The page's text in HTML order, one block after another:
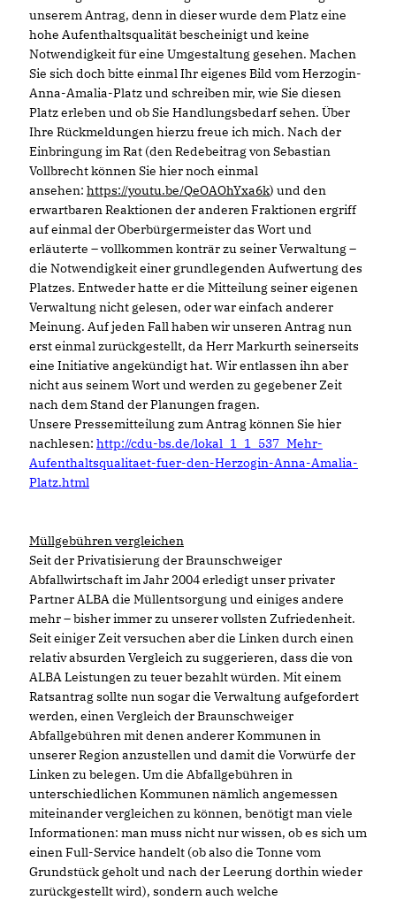
unserem Antrag, denn in dieser wurde dem Platz eine
hohe Aufenthaltsqualität bescheinigt und keine
Notwendigkeit für eine Umgestaltung gesehen. Machen
Sie sich doch bitte einmal Ihr eigenes Bild vom Herzogin-
Anna-Amalia-Platz und schreiben mir, wie Sie diesen
Platz erleben und ob Sie Handlungsbedarf sehen. Über
Ihre Rückmeldungen hierzu freue ich mich. Nach der
Einbringung im Rat (den Redebeitrag von Sebastian
Vollbrecht können Sie hier noch einmal
ansehen: https://youtu.be/QeOAOhYxa6k) und den
erwartbaren Reaktionen der anderen Fraktionen ergriff
auf einmal der Oberbürgermeister das Wort und
erläuterte – vollkommen konträr zu seiner Verwaltung –
die Notwendigkeit einer grundlegenden Aufwertung des
Platzes. Entweder hatte er die Mitteilung seiner eigenen
Verwaltung nicht gelesen, oder war einfach anderer
Meinung. Auf jeden Fall haben wir unseren Antrag nun
erst einmal zurückgestellt, da Herr Markurth seinerseits
eine Initiative angekündigt hat. Wir entlassen ihn aber
nicht aus seinem Wort und werden zu gegebener Zeit
nach dem Stand der Planungen fragen.
Unsere Pressemitteilung zum Antrag können Sie hier
nachlesen: http://cdu-bs.de/lokal_1_1_537_Mehr-
Aufenthaltsqualitaet-fuer-den-Herzogin-Anna-Amalia-
Platz.html
Müllgebühren vergleichen
Seit der Privatisierung der Braunschweiger
Abfallwirtschaft im Jahr 2004 erledigt unser privater
Partner ALBA die Müllentsorgung und einiges andere
mehr – bisher immer zu unserer vollsten Zufriedenheit.
Seit einiger Zeit versuchen aber die Linken durch einen
relativ absurden Vergleich zu suggerieren, dass die von
ALBA Leistungen zu teuer bezahlt würden. Mit einem
Ratsantrag sollte nun sogar die Verwaltung aufgefordert
werden, einen Vergleich der Braunschweiger
Abfallgebühren mit denen anderer Kommunen in
unserer Region anzustellen und damit die Vorwürfe der
Linken zu belegen. Um die Abfallgebühren in
unterschiedlichen Kommunen nämlich angemessen
miteinander vergleichen zu können, benötigt man viele
Informationen: man muss nicht nur wissen, ob es sich um
einen Full-Service handelt (ob also die Tonne vom
Grundstück geholt und nach der Leerung dorthin wieder
zurückgestellt wird), sondern auch welche